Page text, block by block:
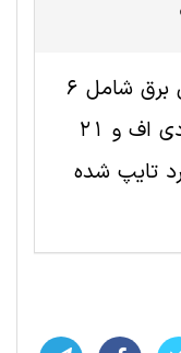
این مقاله ترجمه شده مهندسی برق شامل 6
صفحه انگلیسی به صورت پی دی اف و 21
تایپ شده